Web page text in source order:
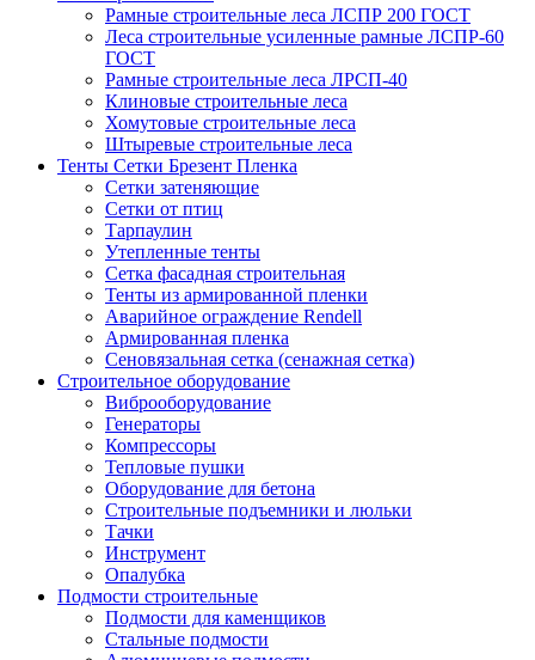
Рамные строительные леса ЛСПР 200 ГОСТ
Леса строительные усиленные рамные ЛСПР-60
ГОСТ
Рамные строительные леса ЛРСП-40
Клиновые строительные леса
Хомутовые строительные леса
Штыревые строительные леса
Тенты Сетки Брезент Пленка
Сетки затеняющие
Сетки от птиц
Тарпаулин
Утепленные тенты
Сетка фасадная строительная
Тенты из армированной пленки
Аварийное ограждение Rendell
Армированная пленка
Сеновязальная сетка (сенажная сетка)
Строительное оборудование
Виброоборудование
Генераторы
Компрессоры
Тепловые пушки
Оборудование для бетона
Строительные подъемники и люльки
Тачки
Инструмент
Опалубка
Подмости строительные
Подмости для каменщиков
Стальные подмости